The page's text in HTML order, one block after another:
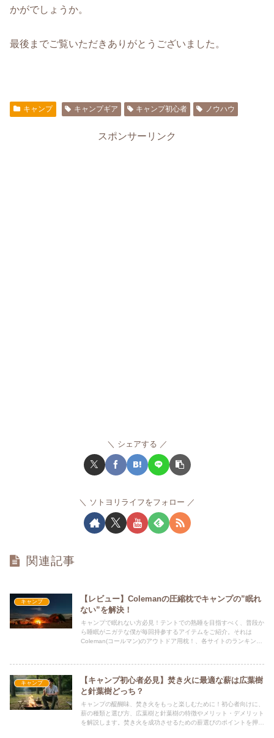
かがでしょうか。
最後までご覧いただきありがとうございました。
キャンプ キャンプギア キャンプ初心者 ノウハウ
スポンサーリンク
シェアする
ソトヨリライフをフォロー
関連記事
キャンプ
【レビュー】Colemanの圧縮枕でキャンプの”眠れ
ない”を解決！
キャンプで眠れない方必見！テントでの熟睡を目指すべく、普段か
ら睡眠がニガテな僕が毎回持参するアイテムをご紹介。それは
Coleman(コールマン)のアウトドア用枕！、各サイトのランキング
キャンプ
【キャンプ初心者必見】焚き火に最適な薪は広葉樹
と針葉樹どっち？
キャンプの醍醐味、焚き火をもっと楽しむために！初心者向けに、
薪の種類と選び方、広葉樹と針葉樹の特徴やメリット・デメリット
を解説します。焚き火を成功させるための薪選びのポイントを押さ